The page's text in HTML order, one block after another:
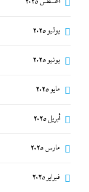
يوليو 2025
يونيو 2025
مايو 2025
أبريل 2025
مارس 2025
فبراير 2025